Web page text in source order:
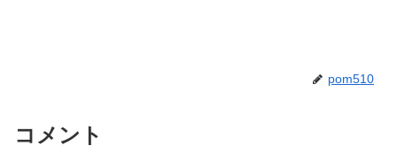
pom510
コメント